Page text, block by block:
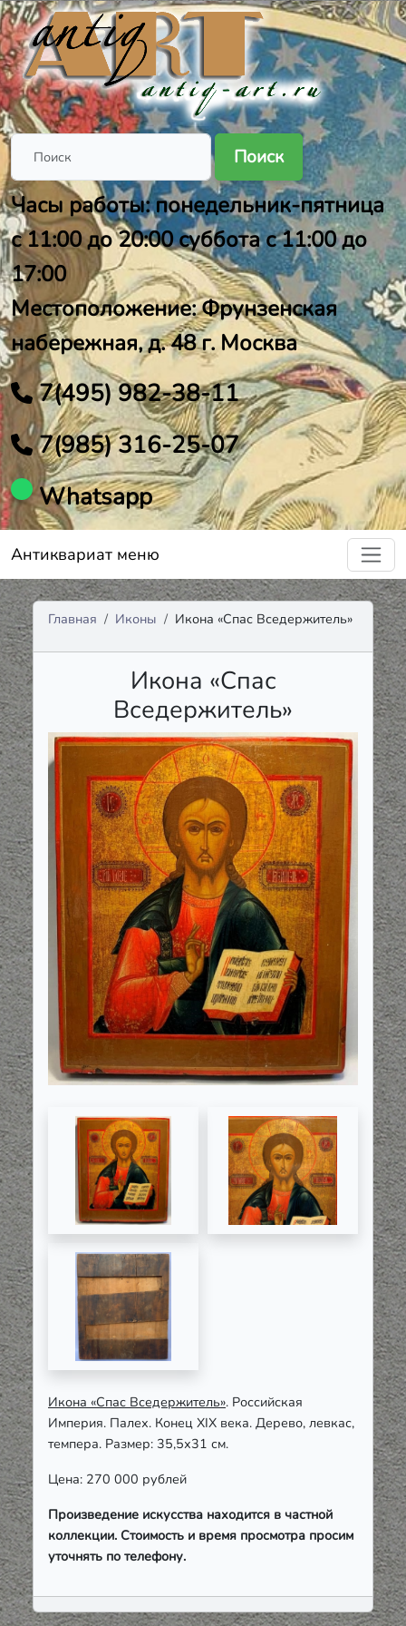
Поиск
Часы работы: понедельник-пятница
с 11:00 до 20:00 суббота с 11:00 до
17:00
Местоположение: Фрунзенская
набережная, д. 48 г. Москва
7(495) 982-38-11
7(985) 316-25-07
Whatsapp
Антиквариат меню
Главная Иконы Икона «Спас Вседержитель»
Икона «Спас
Вседержитель»
Икона «Спас Вседержитель». Российская
Империя. Палех. Конец XIX века. Дерево, левкас,
темпера. Размер: 35,5х31 см.
Цена: 270 000 рублей
Произведение искусства находится в частной
коллекции. Стоимость и время просмотра просим
уточнять по телефону.